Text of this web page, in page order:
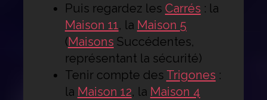
Puis regardez les Carrés : la
Maison 11, la Maison 5
(Maisons Succédentes,
représentant la sécurité)
Tenir compte des Trigones :
la Maison 12, la Maison 4